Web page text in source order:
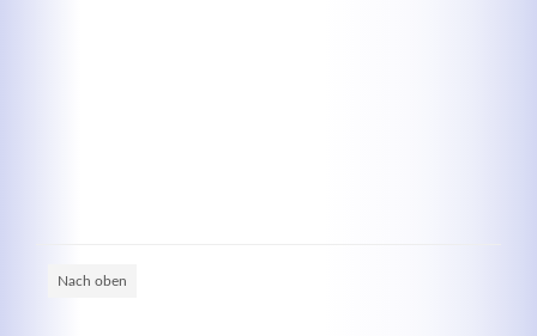
Nach oben